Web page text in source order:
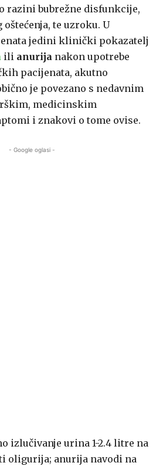
razini bubrežne disfunkcije,
te uzroku. U
jedini klinički pokazatelj
ili anurija nakon upotrebe
pacijenata, akutno
je povezano s nedavnim
medicinskim
i znakovi o tome ovise.
- Google oglasi -
izlučivanje urina 1-2.4 litre na
oligurija; anurija navodi na